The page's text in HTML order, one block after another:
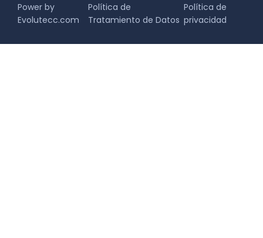
Power by
Evolutecc.com
Política de
Tratamiento de Datos
Política de
privacidad